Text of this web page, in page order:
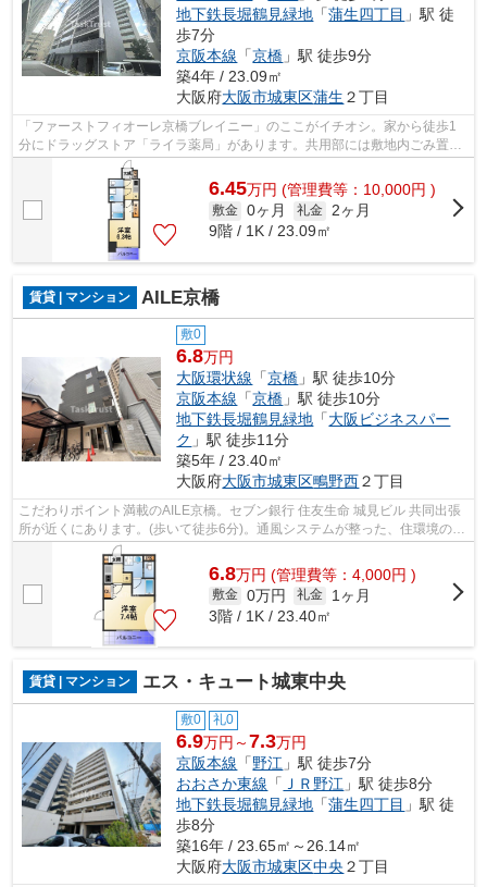
地下鉄長堀鶴見緑地 「蒲生四丁目 」駅 徒
歩7分
京阪本線 「京橋 」駅 徒歩9分
築4年 / 23.09㎡
大阪府大阪市城東区蒲生 ２丁目
「ファーストフィオーレ京橋ブレイニー」のここがイチオシ。家から徒歩1
分にドラッグストア「ライラ薬局」があります。共用部には敷地内ごみ置き
場・エレベータなど様々な設備やサービ...
6.45万円 (管理費等：10,000円 )
敷金 0ヶ月 礼金
2ヶ月
9階 / 1K / 23.09㎡
賃貸 | マンション AILE京橋
敷0
6.8万円
大阪環状線 「京橋 」駅 徒歩10分
京阪本線 「京橋 」駅 徒歩10分
地下鉄長堀鶴見緑地 「大阪ビジネスパー
ク 」駅 徒歩11分
築5年 / 23.40㎡
大阪府大阪市城東区鴫野西２丁目
こだわりポイント満載のAILE京橋。セブン銀行 住友生命 城見ビル 共同出張
所が近くにあります。(歩いて徒歩6分)。通風システムが整った、住環境の良
い安心のマンションです。共用部に...
6.8万円 (管理費等：4,000円 )
敷金 0万円 礼金
1ヶ月
3階 / 1K / 23.40㎡
賃貸 | マンション エス・キュート城東中央
敷0 礼0
6.9万円～7.3万円
京阪本線 「野江 」駅 徒歩7分
おおさか東線 「 ＪＲ野江 」駅 徒歩8分
地下鉄長堀鶴見緑地 「蒲生四丁目 」駅 徒
歩8分
築16年 / 23.65㎡～26.14㎡
大阪府大阪市城東区中央 ２丁目